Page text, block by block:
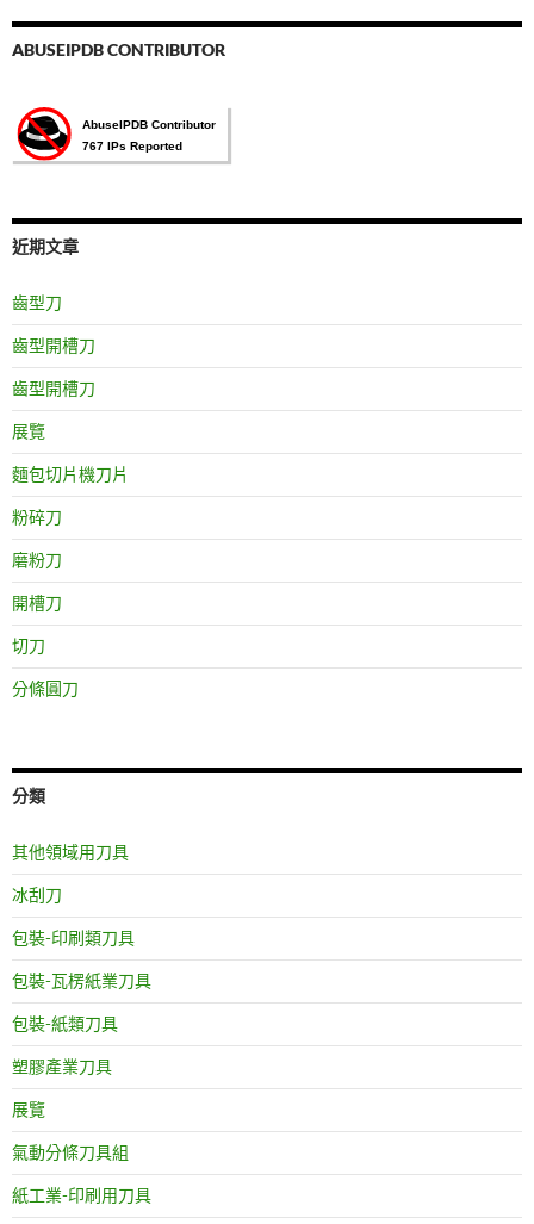
字:
ABUSEIPDB CONTRIBUTOR
近期文章
齒型刀
齒型開槽刀
齒型開槽刀
展覽
麵包切片機刀片
粉碎刀
磨粉刀
開槽刀
切刀
分條圓刀
分類
其他領域用刀具
冰刮刀
包裝-印刷類刀具
包裝-瓦楞紙業刀具
包裝-紙類刀具
塑膠產業刀具
展覽
氣動分條刀具組
紙工業-印刷用刀具